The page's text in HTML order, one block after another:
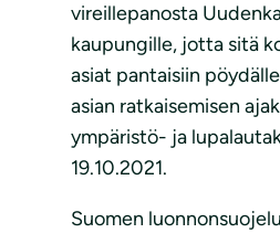
vireillepanosta
kaupungille, jotta sitä
asiat pantaisiin
asian ratkaisemisen
ympäristö- ja
19.10.2021.
Suomen